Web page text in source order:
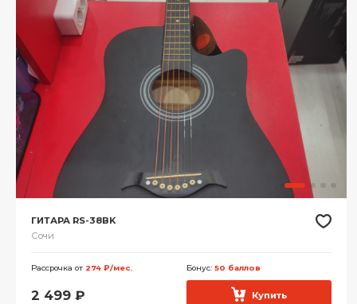
ГИТАРА RS-38BK
Сочи
Рассрочка от 274 ₽/мес. Бонус: 50 баллов
2 499 ₽ Купить